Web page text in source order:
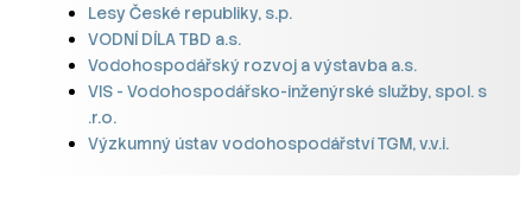
Lesy České republiky, s.p.
VODNÍ DÍLA TBD a.s.
Vodohospodářský rozvoj a výstavba a.s.
VIS - Vodohospodářsko-inženýrské služby, spol. s
.r.o.
Výzkumný ústav vodohospodářství TGM, v.v.i.